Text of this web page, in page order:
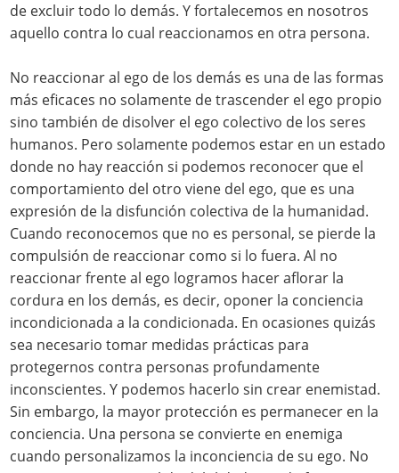
de excluir todo lo demás. Y fortalecemos en nosotros
aquello contra lo cual reaccionamos en otra persona.
No reaccionar al ego de los demás es una de las formas
más eficaces no solamente de trascender el ego propio
sino también de disolver el ego colectivo de los seres
humanos. Pero solamente podemos estar en un estado
donde no hay reacción si podemos reconocer que el
comportamiento del otro viene del ego, que es una
expresión de la disfunción colectiva de la humanidad.
Cuando reconocemos que no es personal, se pierde la
compulsión de reaccionar como si lo fuera. Al no
reaccionar frente al ego logramos hacer aflorar la
cordura en los demás, es decir, oponer la conciencia
incondicionada a la condicionada. En ocasiones quizás
sea necesario tomar medidas prácticas para
protegernos contra personas profundamente
inconscientes. Y podemos hacerlo sin crear enemistad.
Sin embargo, la mayor protección es permanecer en la
conciencia. Una persona se convierte en enemiga
cuando personalizamos la inconciencia de su ego. No